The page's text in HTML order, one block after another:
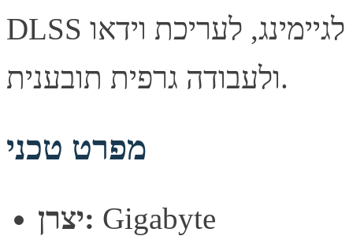
DLSS לביצועי גיימינג מרשימים. מתאים לגיימינג, לעריכת וידאו
ולעבודה גרפית תובענית.
מפרט טכני
יצרן: Gigabyte